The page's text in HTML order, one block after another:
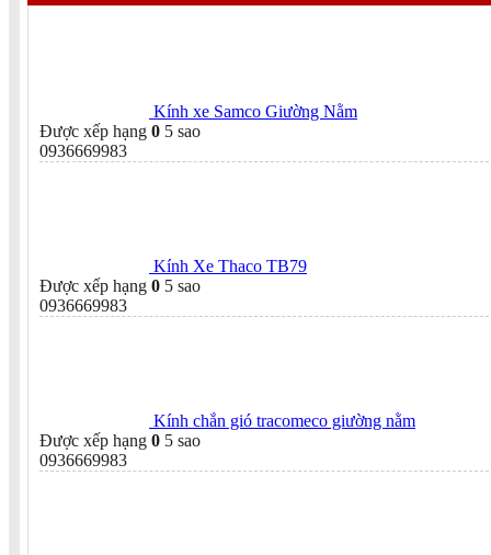
Kính xe Samco Giường Nằm
Được xếp hạng 0 5 sao
0936669983
Kính Xe Thaco TB79
Được xếp hạng 0 5 sao
0936669983
Kính chắn gió tracomeco giường nằm
Được xếp hạng 0 5 sao
0936669983